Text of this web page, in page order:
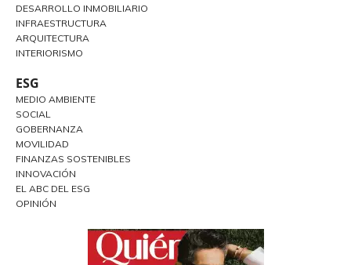
DESARROLLO INMOBILIARIO
INFRAESTRUCTURA
ARQUITECTURA
INTERIORISMO
ESG
MEDIO AMBIENTE
SOCIAL
GOBERNANZA
MOVILIDAD
FINANZAS SOSTENIBLES
INNOVACIÓN
EL ABC DEL ESG
OPINIÓN